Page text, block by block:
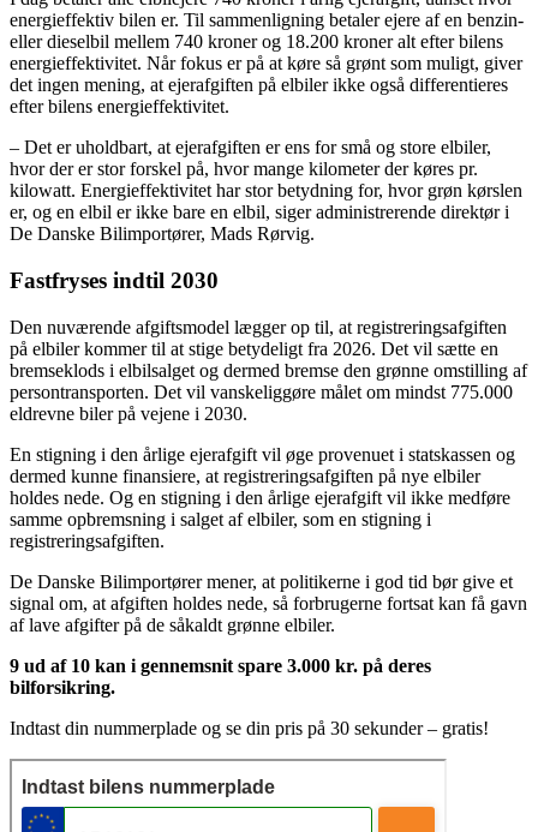
energieffektiv bilen er. Til sammenligning betaler ejere af en benzin-
eller dieselbil mellem 740 kroner og 18.200 kroner alt efter bilens
energieffektivitet. Når fokus er på at køre så grønt som muligt, giver
det ingen mening, at ejerafgiften på elbiler ikke også differentieres
efter bilens energieffektivitet.
– Det er uholdbart, at ejerafgiften er ens for små og store elbiler,
hvor der er stor forskel på, hvor mange kilometer der køres pr.
kilowatt. Energieffektivitet har stor betydning for, hvor grøn kørslen
er, og en elbil er ikke bare en elbil, siger administrerende direktør i
De Danske Bilimportører, Mads Rørvig.
Fastfryses indtil 2030
Den nuværende afgiftsmodel lægger op til, at registreringsafgiften
på elbiler kommer til at stige betydeligt fra 2026. Det vil sætte en
bremseklods i elbilsalget og dermed bremse den grønne omstilling af
persontransporten. Det vil vanskeliggøre målet om mindst 775.000
eldrevne biler på vejene i 2030.
En stigning i den årlige ejerafgift vil øge provenuet i statskassen og
dermed kunne finansiere, at registreringsafgiften på nye elbiler
holdes nede. Og en stigning i den årlige ejerafgift vil ikke medføre
samme opbremsning i salget af elbiler, som en stigning i
registreringsafgiften.
De Danske Bilimportører mener, at politikerne i god tid bør give et
signal om, at afgiften holdes nede, så forbrugerne fortsat kan få gavn
af lave afgifter på de såkaldt grønne elbiler.
9 ud af 10 kan i gennemsnit spare 3.000 kr. på deres
bilforsikring.
Indtast din nummerplade og se din pris på 30 sekunder – gratis!